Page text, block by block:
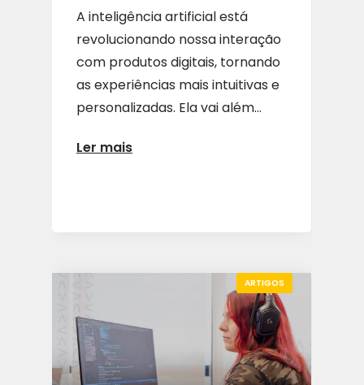
A inteligência artificial está
revolucionando nossa interação
com produtos digitais, tornando
as experiências mais intuitivas e
personalizadas. Ela vai além...
Ler mais
ARTIGOS